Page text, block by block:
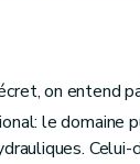
on entend
le domaine
Celui-